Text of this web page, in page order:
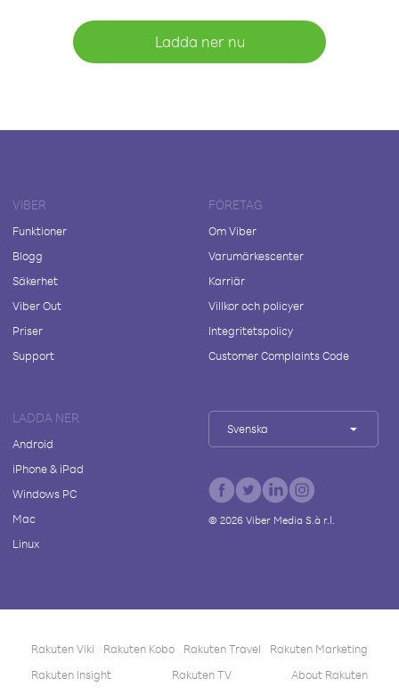
Ladda ner nu
VIBER
Funktioner
Blogg
Säkerhet
Viber Out
Priser
Support
FÖRETAG
Om Viber
Varumärkescenter
Karriär
Villkor och policyer
Integritetspolicy
Customer Complaints Code
LADDA NER
Android
iPhone & iPad
Windows PC
Mac
Linux
Svenska
© 2026Viber Media S.à r.l.
Rakuten Viki Rakuten Kobo Rakuten Travel
Rakuten Marketing
Rakuten Insight
Rakuten TV About Rakuten